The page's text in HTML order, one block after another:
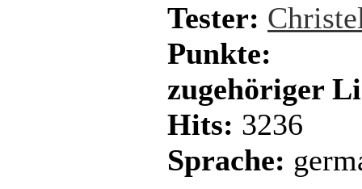
Tester:
Punkte:
zugehöriger
Hits: 3236
Sprache: